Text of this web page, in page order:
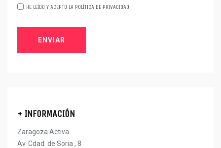
HE LEÍDO Y ACEPTO LA POLÍTICA DE PRIVACIDAD
ENVIAR
+ INFORMACIÓN
Zaragoza Activa
Av. Cdad. de Soria , 8